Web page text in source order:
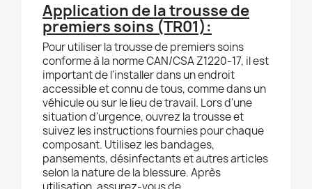
Application de la trousse de
premiers soins (TR01):
Pour utiliser la trousse de premiers soins
conforme à la norme CAN/CSA Z1220-17, il est
important de l'installer dans un endroit
accessible et connu de tous, comme dans un
véhicule ou sur le lieu de travail. Lors d'une
situation d'urgence, ouvrez la trousse et
suivez les instructions fournies pour chaque
composant. Utilisez les bandages,
pansements, désinfectants et autres articles
selon la nature de la blessure. Après